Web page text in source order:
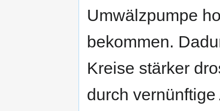
Umwälzpumpe
bekommen.
Kreise stärker
durch